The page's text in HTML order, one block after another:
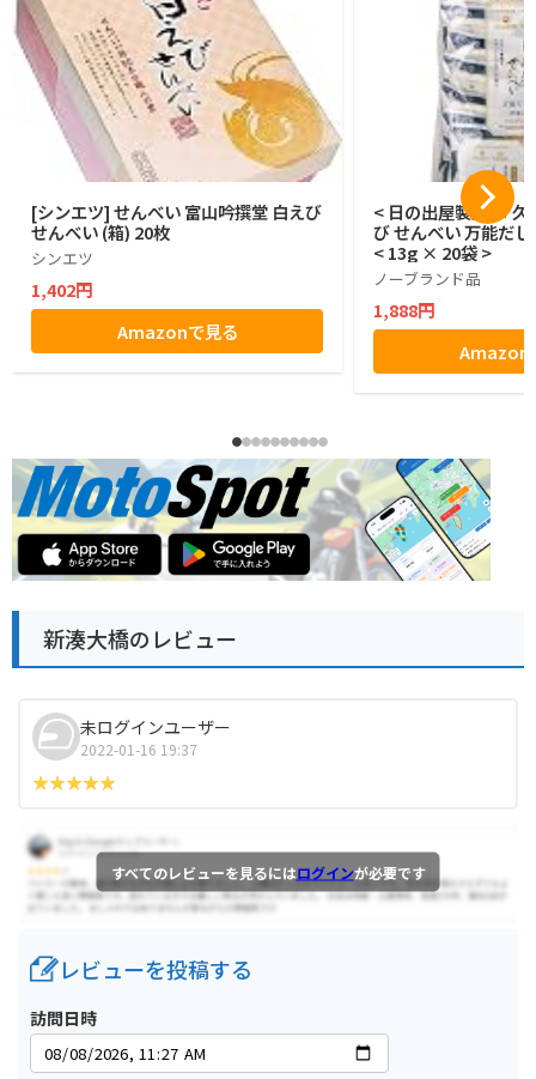
[シンエツ] せんべい 富山吟撰堂 白えび
せんべい (箱) 20枚
シンエツ
1,402円
Amazonで見る
< 日の出屋製菓 × 久
び せんべい 万能だ
< 13g × 20袋 >
ノーブランド品
1,888円
Amazon
新湊大橋のレビュー
未ログインユーザー
2022-01-16 19:37
すべてのレビューを見るにはログインが必要です
レビューを投稿する
訪問日時